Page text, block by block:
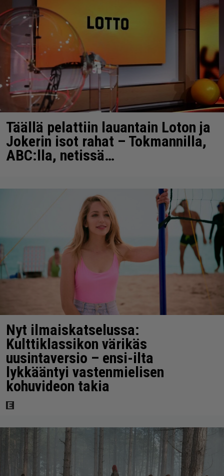
Täällä pelattiin lauantain Loton ja
Jokerin isot rahat – Tokmannilla,
ABC:lla, netissä…
Nyt ilmaiskatselussa:
Kulttiklassikon värikäs
uusintaversio – ensi-ilta
lykkääntyi vastenmielisen
kohuvideon takia